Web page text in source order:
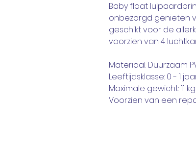
Baby float
onbezorgd genieten
geschikt voor de
voorzien van 4
Materiaal: Duurzaam
Leeftijdsklasse: 0 - 1
Maximale gewicht: 11 kg
Voorzien van een